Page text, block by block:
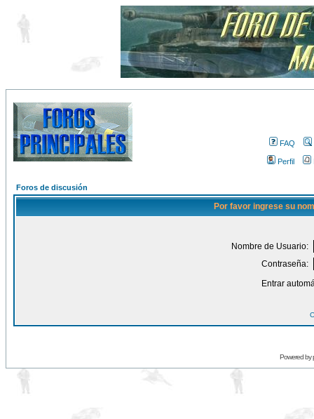
FAQ
Perfil
Foros de discusión
Por favor ingrese su
Nombre de Usuario:
Contraseña:
Entrar
Powered by